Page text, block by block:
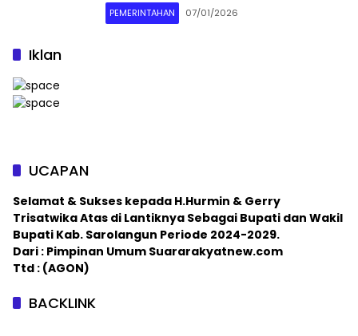
PEMERINTAHAN 07/01/2026
Iklan
UCAPAN
Selamat & Sukses kepada H.Hurmin & Gerry
Trisatwika Atas di Lantiknya Sebagai Bupati dan Wakil
Bupati Kab. Sarolangun Periode 2024-2029.
Dari : Pimpinan Umum Suararakyatnew.com
Ttd : (AGON)
BACKLINK